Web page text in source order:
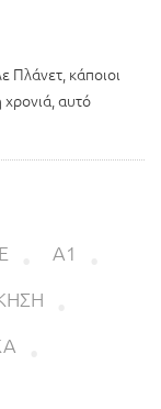
Πλάνετ, κάποιοι
αυτό
Α1